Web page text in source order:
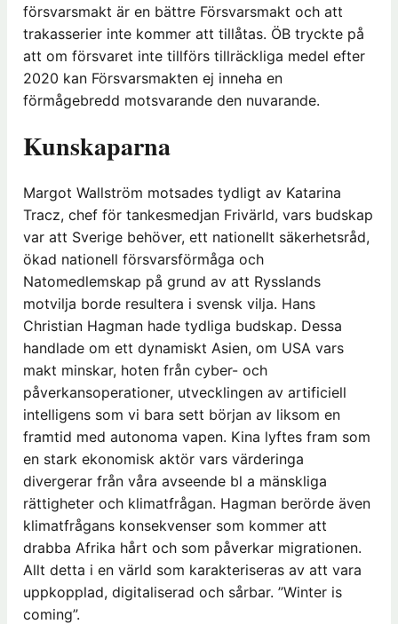
försvarsmakt är en bättre Försvarsmakt och att
trakasserier inte kommer att tillåtas. ÖB tryckte på
att om försvaret inte tillförs tillräckliga medel efter
2020 kan Försvarsmakten ej inneha en
förmågebredd motsvarande den nuvarande.
Kunskaparna
Margot Wallström motsades tydligt av Katarina
Tracz, chef för tankesmedjan Frivärld, vars budskap
var att Sverige behöver, ett nationellt säkerhetsråd,
ökad nationell försvarsförmåga och
Natomedlemskap på grund av att Rysslands
motvilja borde resultera i svensk vilja. Hans
Christian Hagman hade tydliga budskap. Dessa
handlade om ett dynamiskt Asien, om USA vars
makt minskar, hoten från cyber- och
påverkansoperationer, utvecklingen av artificiell
intelligens som vi bara sett början av liksom en
framtid med autonoma vapen. Kina lyftes fram som
en stark ekonomisk aktör vars värderinga
divergerar från våra avseende bl a mänskliga
rättigheter och klimatfrågan. Hagman berörde även
klimatfrågans konsekvenser som kommer att
drabba Afrika hårt och som påverkar migrationen.
Allt detta i en värld som karakteriseras av att vara
uppkopplad, digitaliserad och sårbar. ”Winter is
coming”.